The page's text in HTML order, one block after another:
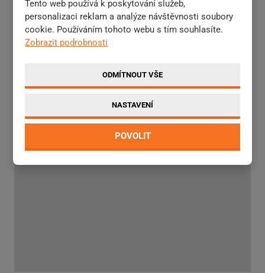
Zemědělská technika - pluhy, zpracování půdy,
setí, hnojení, ochrana rostlin, údržba krajiny,
mulčování, sklizeň píce, lisy, baličky, podestýlka a
Tento web používá k poskytování služeb,
personalizaci reklam a analýze návštěvnosti soubory
cookie. Používáním tohoto webu s tím souhlasíte.
Zobrazit podrobnosti
ODMÍTNOUT VŠE
NASTAVENÍ
POVOLIT